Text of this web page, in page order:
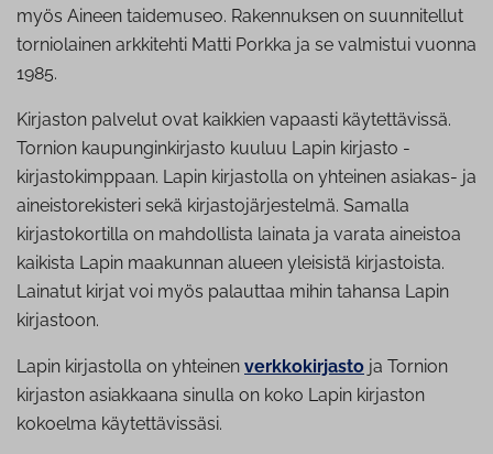
myös Aineen taidemuseo. Rakennuksen on suunnitellut
torniolainen arkkitehti Matti Porkka ja se valmistui vuonna
1985.
Kirjaston palvelut ovat kaikkien vapaasti käytettävissä.
Tornion kaupunginkirjasto kuuluu Lapin kirjasto -
kirjastokimppaan. Lapin kirjastolla on yhteinen asiakas- ja
aineistorekisteri sekä kirjastojärjestelmä. Samalla
kirjastokortilla on mahdollista lainata ja varata aineistoa
kaikista Lapin maakunnan alueen yleisistä kirjastoista.
Lainatut kirjat voi myös palauttaa mihin tahansa Lapin
kirjastoon.
Lapin kirjastolla on yhteinen verkkokirjasto ja Tornion
kirjaston asiakkaana sinulla on koko Lapin kirjaston
kokoelma käytettävissäsi.